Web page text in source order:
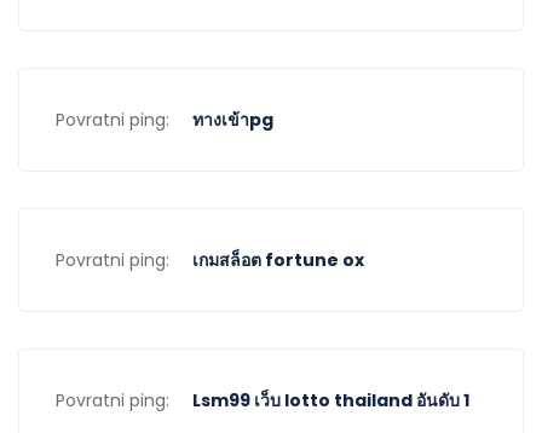
Povratni ping: ทางเข้าpg
Povratni ping: เกมสล็อต fortune ox
Povratni ping: Lsm99 เว็บ lotto thailand อันดับ 1